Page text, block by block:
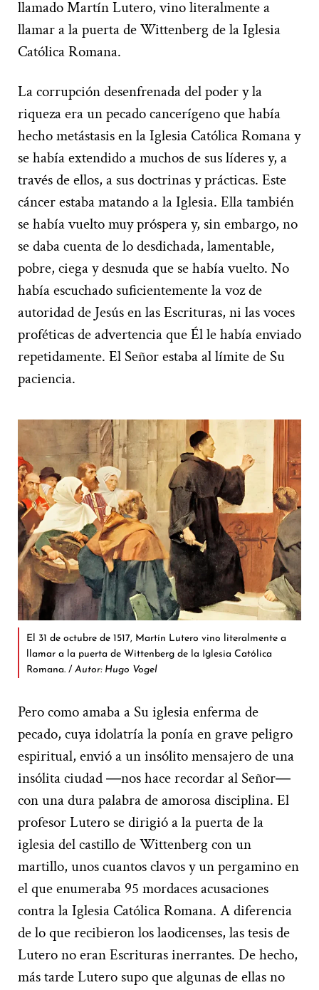
llamado Martín Lutero, vino literalmente a
llamar a la puerta de Wittenberg de la Iglesia
Católica Romana.
La corrupción desenfrenada del poder y la
riqueza era un pecado cancerígeno que había
hecho metástasis en la Iglesia Católica Romana y
se había extendido a muchos de sus líderes y, a
través de ellos, a sus doctrinas y prácticas. Este
cáncer estaba matando a la Iglesia. Ella también
se había vuelto muy próspera y, sin embargo, no
se daba cuenta de lo desdichada, lamentable,
pobre, ciega y desnuda que se había vuelto. No
había escuchado suficientemente la voz de
autoridad de Jesús en las Escrituras, ni las voces
proféticas de advertencia que Él le había enviado
repetidamente. El Señor estaba al límite de Su
paciencia.
El 31 de octubre de 1517, Martín Lutero vino literalmente a
llamar a la puerta de Wittenberg de la Iglesia Católica
Romana. / Autor: Hugo Vogel
Pero como amaba a Su iglesia enferma de
pecado, cuya idolatría la ponía en grave peligro
espiritual, envió a un insólito mensajero de una
insólita ciudad ―nos hace recordar al Señor―
con una dura palabra de amorosa disciplina. El
profesor Lutero se dirigió a la puerta de la
iglesia del castillo de Wittenberg con un
martillo, unos cuantos clavos y un pergamino en
el que enumeraba 95 mordaces acusaciones
contra la Iglesia Católica Romana. A diferencia
de lo que recibieron los laodicenses, las tesis de
Lutero no eran Escrituras inerrantes. De hecho,
más tarde Lutero supo que algunas de ellas no